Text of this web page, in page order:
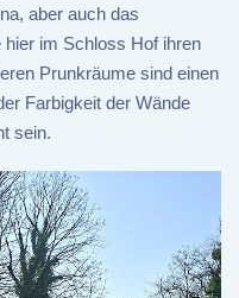
aber auch das
im Schloss Hof ihren
Prunkräume sind einen
Farbigkeit der Wände
sein.